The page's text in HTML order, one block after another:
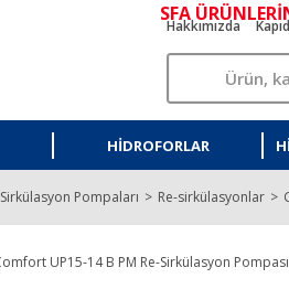
Hakkımızda
HIDROFORLAR
Sirkülasyon Pompaları Re-sirkülasyonlar
SFA